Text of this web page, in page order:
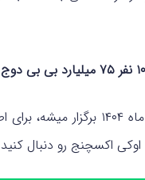
بی بی دوج
۵- قرعه کشی در اواخر مهر
اکسچنج رو دنبال